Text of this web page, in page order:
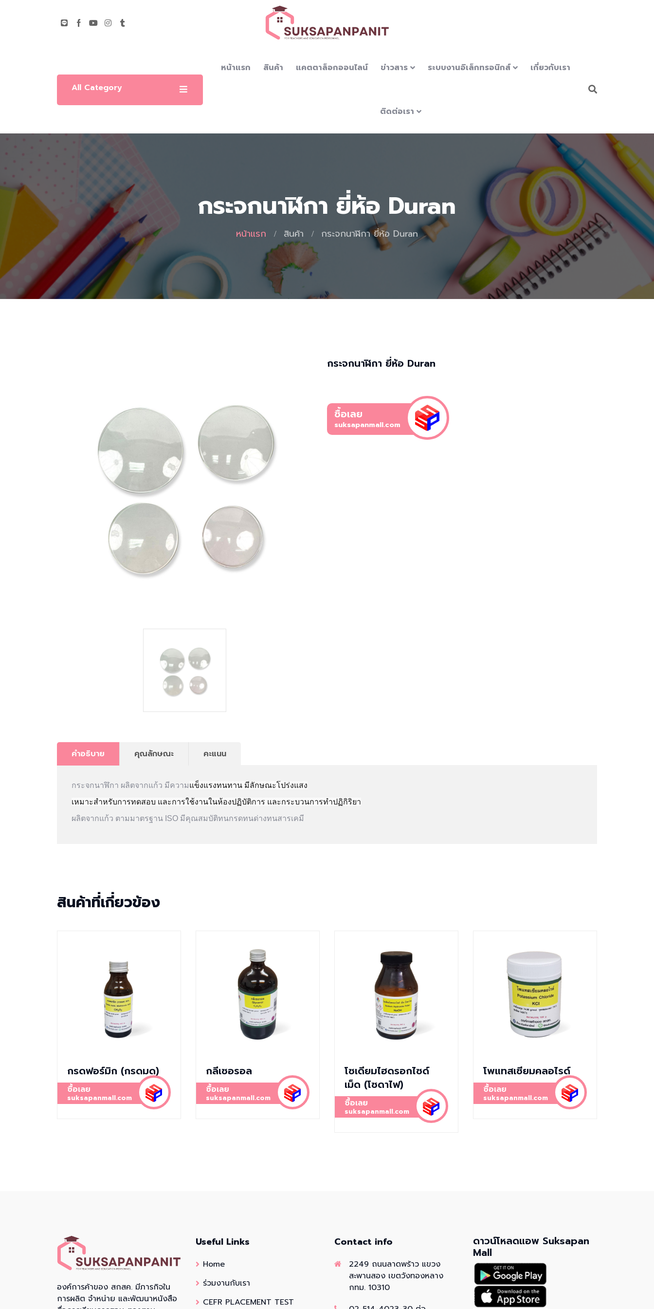
All Category
หน้าแรก สินค้า แคตตาล็อกออนไลน์ ข่าวสาร ระบบงานอิเล็กทรอนิกส์ เกี่ยวกับเรา
ติดต่อเรา
กระจกนาฬิกา ยี่ห้อ Duran
หน้าแรก สินค้า กระจกนาฬิกา ยี่ห้อ Duran
กระจกนาฬิกา ยี่ห้อ Duran
ซื้อเลย
suksapanmall.com
คำอธิบาย คุณลักษณะ คะแนน
กระจกนาฬิกา ผลิตจากแก้ว มีความแข็งแรงทนทาน มีลักษณะโปร่งแสง
เหมาะสำหรับการทดสอบ และการใช้งานในห้องปฏิบัติการ และกระบวนการทำปฏิกิริยา
ผลิตจากแก้ว ตามมาตรฐาน ISO มีคุณสมบัติทนกรดทนด่างทนสารเคมี
สินค้าที่เกี่ยวข้อง
กรดฟอร์มิก (กรดมด)
ซื้อเลย
suksapanmall.com
กลีเซอรอล
ซื้อเลย
suksapanmall.com
โซเดียมไฮดรอกไซด์
เม็ด (โซดาไฟ)
ซื้อเลย
suksapanmall.com
โพแทสเซียมคลอไรด์
ซื้อเลย
suksapanmall.com
องค์การค้าของ สกสค. มีภารกิจใน
การผลิต จำหน่าย และพัฒนาหนังสือ
Useful Links
Home
ร่วมงานกับเรา
CEFR PLACEMENT TEST
Contact info
2249 ถนนลาดพร้าว แขวง
สะพานสอง เขตวังทองหลาง
กทม. 10310
ดาวน์โหลดแอพ Suksapan
Mall